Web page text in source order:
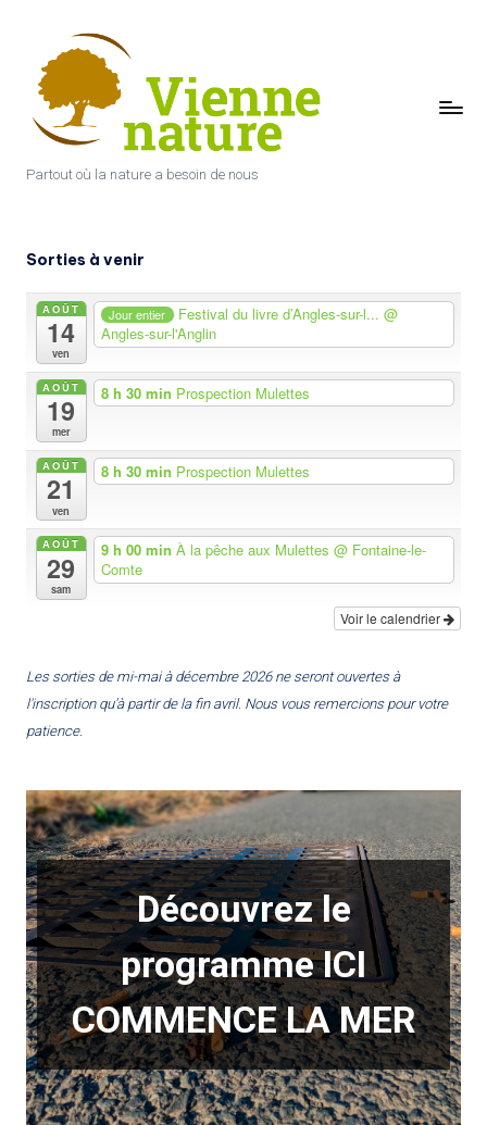
V
n
e
a
u
e
Partout où la nature a besoin de nous
Sorties à venir
AOÛT
14
ven
Jour entier Festival du livre d’Angles-sur-l...@
Angles-sur-l'Anglin
AOÛT
19
mer
8 h 30 min Prospection Mulettes
AOÛT
21
ven
8 h 30 min Prospection Mulettes
AOÛT
29
sam
9 h 00 min À la pêche aux Mulettes @ Fontaine-le-
Comte
Voir le calendrier
Les sorties de mi-mai à décembre 2026 ne seront ouvertes à
l'inscription qu'à partir de la fin avril. Nous vous remercions pour votre
patience.
Découvrez le
programme ICI
COMMENCE LA MER